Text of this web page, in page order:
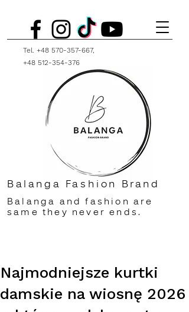
Tel. +48 570-357-667,
+48 512-354-376
Balanga Fashion Brand
Balanga and fashion are
same they never ends.
Najmodniejsze kurtki
damskie na wiosnę 2026